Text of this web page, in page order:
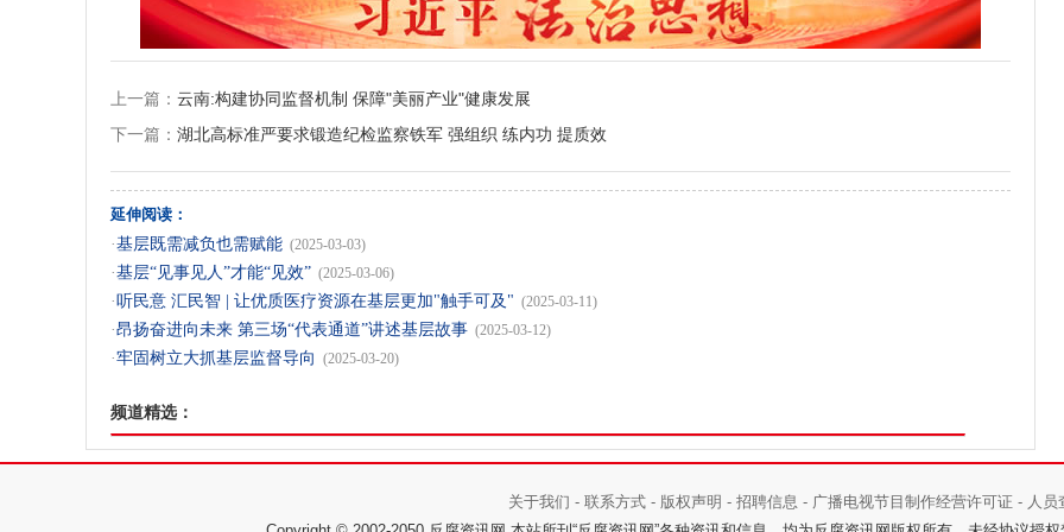
上一篇： 云南:构建协同监督机制 保障"美丽产业"健康发展
下一篇： 湖北高标准严要求锻造纪检监察铁军 强组织 练内功 提质效
延伸阅读：
·基层既需减负也需赋能 (2025-03-03)
·基层“见事见人”才能“见效” (2025-03-06)
·听民意 汇民智 | 让优质医疗资源在基层更加"触手可及" (2025-03-11)
·昂扬奋进向未来 第三场“代表通道”讲述基层故事 (2025-03-12)
·牢固树立大抓基层监督导向 (2025-03-20)
频道精选：
关于我们 - 联系方式- 版权声明 - 招聘信息 - 广播电视节目制作经营许可证- 人员